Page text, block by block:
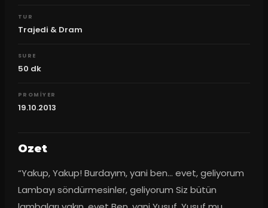
TUR
Trajedi & Dram
SURE
50 dk
PROMIYER
19.10.2013
Ozet
“Yakup, Yakup! Burdayım, yani ben… evet, geliyorum
Lambayı söndürmesinler, geliyorum Siz bütün